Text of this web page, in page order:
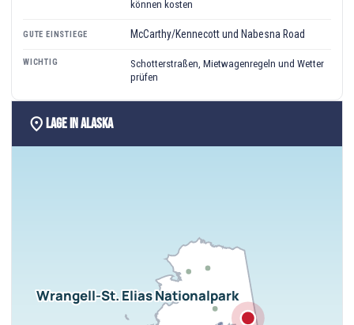
können kosten
GUTE EINSTIEGE McCarthy/Kennecott und Nabesna Road
WICHTIG
Schotterstraßen, Mietwagenregeln und Wetter
prüfen
location_on Lage in Alaska
Wrangell-St. Elias Nationalpark